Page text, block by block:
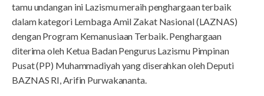
tamu undangan ini Lazismu meraih penghargaan terbaik
dalam kategori Lembaga Amil Zakat Nasional (LAZNAS)
dengan Program Kemanusiaan Terbaik. Penghargaan
diterima oleh Ketua Badan Pengurus Lazismu Pimpinan
Pusat (PP) Muhammadiyah yang diserahkan oleh Deputi
BAZNAS RI, Arifin Purwakananta.